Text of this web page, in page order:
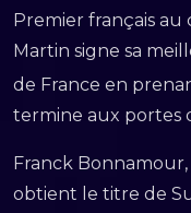
Premier français au
Martin signe sa
de France en
termine aux portes
Franck
obtient le titre de